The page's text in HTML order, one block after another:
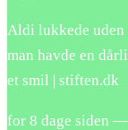
Aldi lukkede uden
man havde en
et smil | stiften.dk
for 8 dage siden